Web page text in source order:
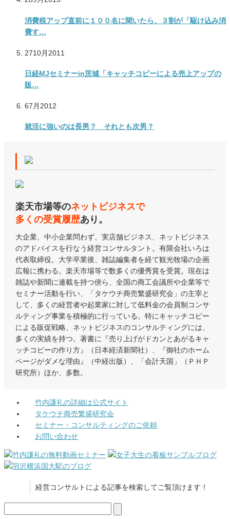
消費税アップ直前に１００名に聞いたら、３割が「駆け込み消
費す…
2710月 2011
日経MJセミナーin茨城「キャッチコピーによる売上アップの
販…
67月 2012
就活に強いのは長男？ それとも次男？
楽天市場等のネットビジネスで
多くの受賞履歴あり。
大企業、中小企業問わず、実店舗ビジネス、ネットビジネス
のアドバイスを行なう経営コンサルタント。有限会社いろは
代表取締役。大学卒業後、雑誌編集者を経て観光牧場の企画
広報に携わる。楽天市場等で数多くの優秀賞を受賞。現在は
雑誌や新聞に連載を持つ傍ら、全国の商工会議所や企業等で
セミナー活動を行い、「タケウチ商売繁盛研究会」の主宰と
して、多くの経営者や起業家に対して低料金の会員制コンサ
ルティング事業を積極的に行っている。特にキャッチコピー
による販促戦略、ネットビジネスのコンサルティングには、
多くの実績を持つ。著書に『売り上げがドカンとあがるキャ
ッチコピーの作り方』（日本経済新聞社）、『御社のホーム
ページがダメな理由』（中経出版）、「会計天国」（ＰＨＰ
研究所）ほか、多数。
竹内謙礼の詳細は公式サイト
タケウチ商売繁盛研究会
セミナー・コンサルティングのご依頼
お問い合わせ
経営コンサルトによる記事を検索してご覧頂けます！